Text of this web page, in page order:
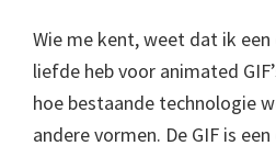
Wie me kent, weet dat ik
liefde heb voor animated
hoe bestaande technologie
andere vormen. De GIF is